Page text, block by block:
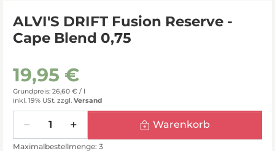
ALVI'S DRIFT Fusion Reserve -
Cape Blend 0,75
19,95 €
Grundpreis: 26,60 € / l
inkl. 19% USt. zzgl. Versand
Warenkorb
Maximalbestellmenge: 3